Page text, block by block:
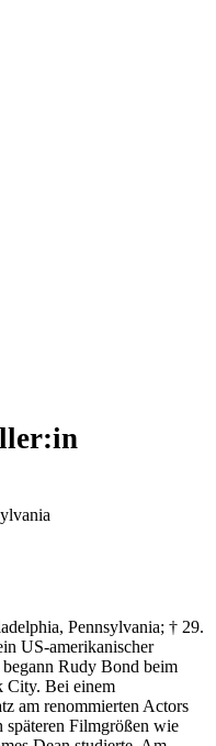
Pennsylvania; † 29.
US-amerikanischer
begann Rudy Bond beim
City. Bei einem
am renommierten Actors
späteren Filmgrößen wie